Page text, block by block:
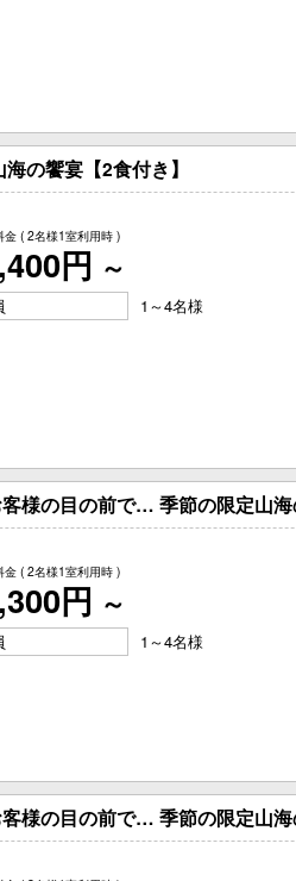
の饗宴【2食付き】
金 ( 2名様1室利用時 )
円 ～
1～4名様
様の目の前で… 季節の限定山海
金 ( 2名様1室利用時 )
円 ～
1～4名様
様の目の前で… 季節の限定山海